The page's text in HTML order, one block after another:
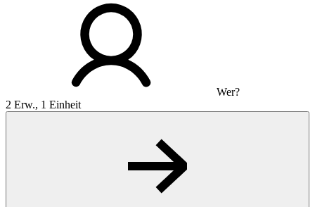
Wer?
2 Erw., 1 Einheit